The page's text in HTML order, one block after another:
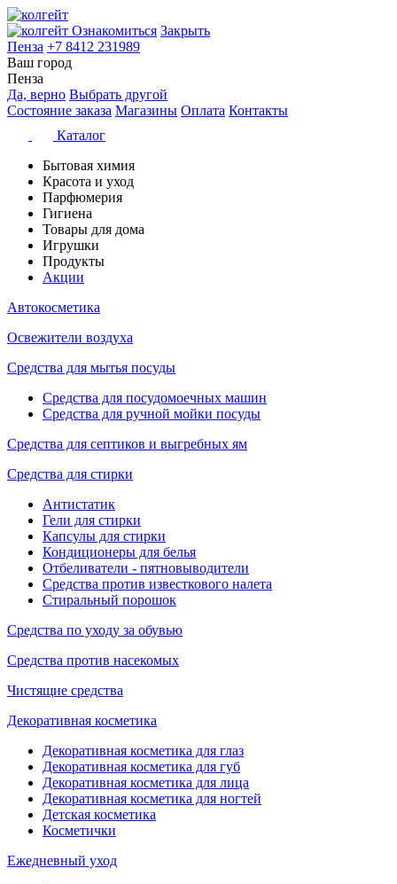
Ознакомиться Закрыть
Пенза +7 8412 231989
Ваш город
Пенза
Да, верно Выбрать другой
Состояние заказа Магазины Оплата Контакты
Каталог
Бытовая химия
Красота и уход
Парфюмерия
Гигиена
Товары для дома
Игрушки
Продукты
Акции
Автокосметика
Освежители воздуха
Средства для мытья посуды
Средства для посудомоечных машин
Средства для ручной мойки посуды
Средства для септиков и выгребных ям
Средства для стирки
Антистатик
Гели для стирки
Капсулы для стирки
Кондиционеры для белья
Отбеливатели - пятновыводители
Средства против известкового налета
Стиральный порошок
Средства по уходу за обувью
Средства против насекомых
Чистящие средства
Декоративная косметика
Декоративная косметика для глаз
Декоративная косметика для губ
Декоративная косметика для лица
Декоративная косметика для ногтей
Детская косметика
Косметички
Ежедневный уход